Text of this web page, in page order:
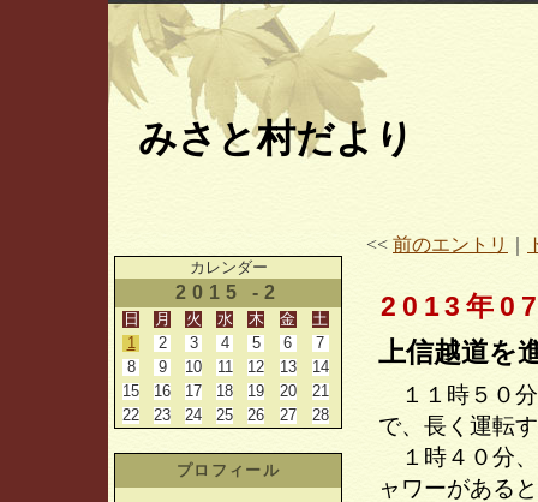
みさと村だより
カレンダー
2015 -2
日 月 火 水 木 金
土
1
2 3 4 5 6
7
8
9 10 11 12 13
14
15
16 17 18 19 20
21
22
23 24 25 26 27 28
プロフィール
<< 前のエントリ
2013年
上信越道を
１１時５０分
で、長く運転
１時４０分、
ャワーがある